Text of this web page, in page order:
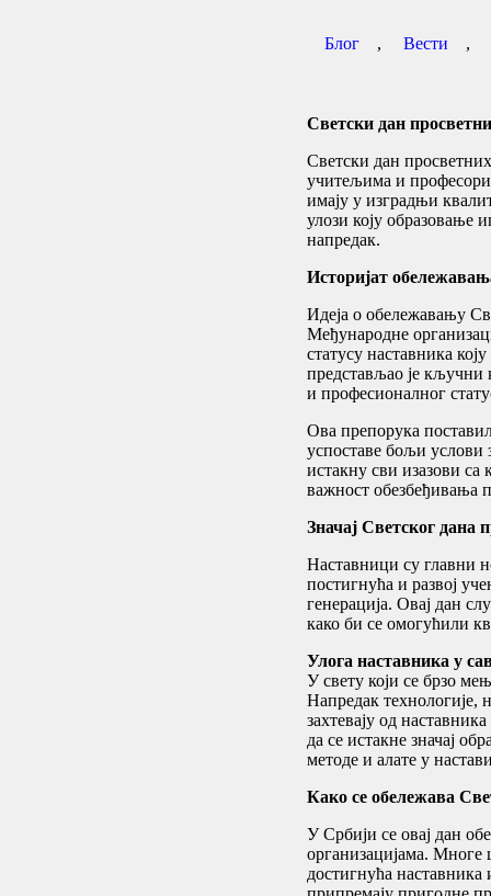
Блог , Вести ,
Светски дан
Светски дан
учитељима и
имају у изградњи
улози коју образовање
напредак.
Историјат
Идеја о обележавању
Међународне
статусу наставника
представљао је кључни
и професионалног
Ова препорука
успоставе бољи услови
истакну сви изазови
важност обезбеђивања
Значај Светског дана
Наставници су главни
постигнућа и развој
генерација. Овај дан
како би се омогућили
Улога наставника у
У свету који се брзо
Напредак технологије,
захтевају од
да се истакне значај
методе и алате у
Како се обележава
У Србији се овај дан
организацијама. Многе
достигнућа